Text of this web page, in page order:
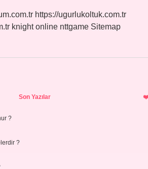
https://ugurlukoltuk.com.tr
knight online nttgame Sitemap
Son Yazılar
?
?